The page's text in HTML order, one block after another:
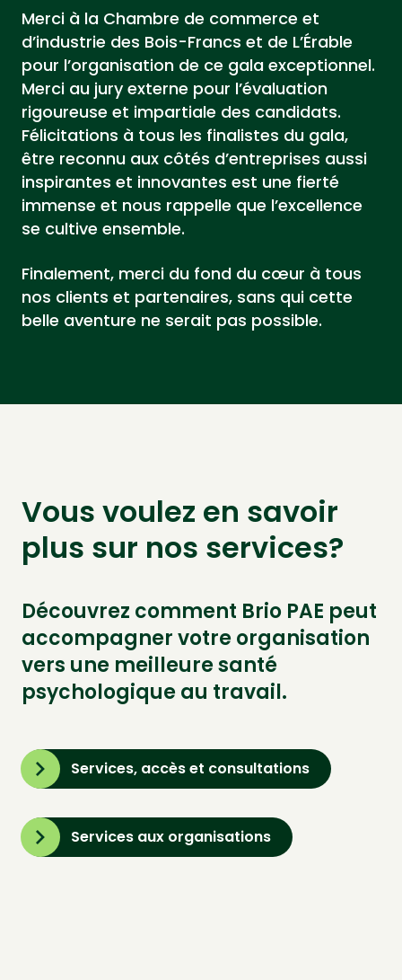
Merci à la Chambre de commerce et
d’industrie des Bois-Francs et de L’Érable
pour l’organisation de ce gala exceptionnel.
Merci au jury externe pour l’évaluation
rigoureuse et impartiale des candidats.
Félicitations à tous les finalistes du gala,
être reconnu aux côtés d’entreprises aussi
inspirantes et innovantes est une fierté
immense et nous rappelle que l’excellence
se cultive ensemble.
Finalement, merci du fond du cœur à tous
nos clients et partenaires, sans qui cette
belle aventure ne serait pas possible.
Vous voulez en savoir
plus sur nos services?
Découvrez comment Brio PAE peut
accompagner votre organisation
vers une meilleure santé
psychologique au travail.
Services, accès et consultations
Services aux organisations